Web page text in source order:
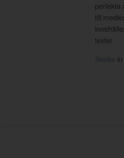
perfekta
till
texter.
Skicka